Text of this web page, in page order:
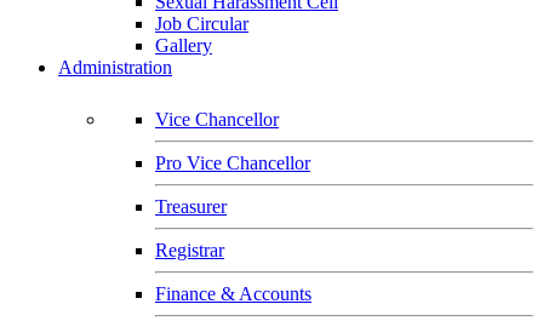
Job Circular
Gallery
Administration
Vice Chancellor
Pro Vice Chancellor
Treasurer
Registrar
Finance & Accounts